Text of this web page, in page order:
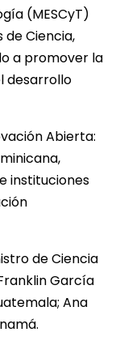
(MESCyT)
Ciencia,
a promover la
desarrollo
Abierta:
instituciones
de Ciencia
García
Ana